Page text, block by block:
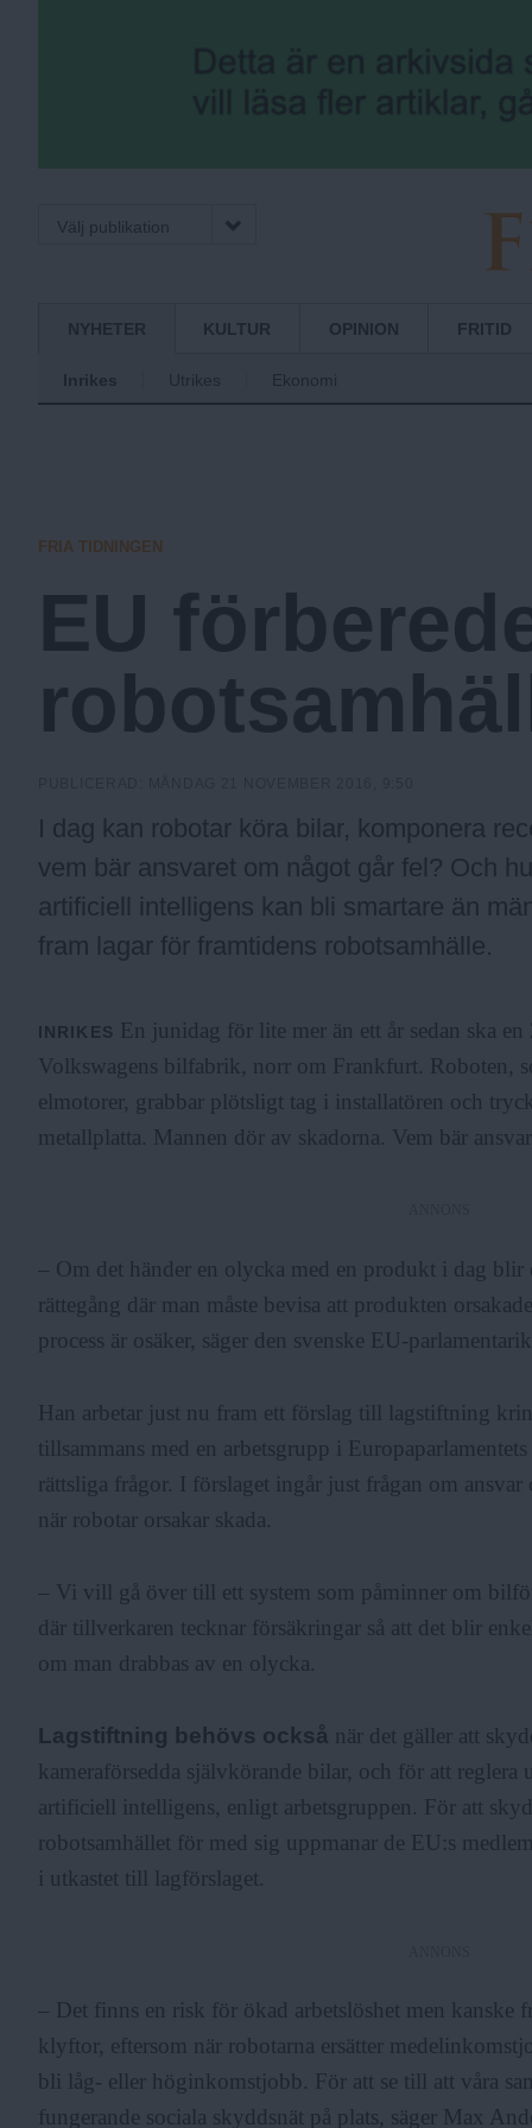
Välj publikation
F
r
a
.
N
u
NYHETER KULTUR OPINION FRITID
Inrikes Utrikes Ekonomi
FRIA TIDNINGEN
EU
I dag kan robotar köra bilar, komponera
vem bär ansvaret om något går fel? Och
artificiell intelligens kan bli smartare än
fram lagar för framtidens robotsamhälle.
INRIKES En junidag för lite mer än ett år sedan ska
Volkswagens bilfabrik, norr om Frankfurt. Roboten,
elmotorer, grabbar plötsligt tag i installatören och
metallplatta. Mannen dör av skadorna. Vem bär
– Om det händer en olycka med en produkt i dag blir
rättegång där man måste bevisa att produkten
process är osäker, säger den svenske EU-
Han arbetar just nu fram ett förslag till lagstiftning
tillsammans med en arbetsgrupp i
rättsliga frågor. I förslaget ingår just frågan om ansvar
när robotar orsakar skada.
– Vi vill gå över till ett system som påminner om
där tillverkaren tecknar försäkringar så att det blir
om man drabbas av en olycka.
Lagstiftning behövs också när det gäller att
kameraförsedda självkörande bilar, och för att reglera
artificiell intelligens, enligt arbetsgruppen. För att
robotsamhället för med sig uppmanar de EU:s
i utkastet till lagförslaget.
– Det finns en risk för ökad arbetslöshet men kanske
klyftor, eftersom när robotarna ersätter
bli låg- eller höginkomstjobb. För att se till att våra
fungerande sociala skyddsnät på plats, säger Max